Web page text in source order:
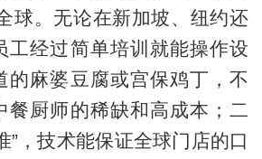
球。无论在新加坡、纽约还
工经过简单培训就能操作设
的麻婆豆腐或宫保鸡丁，不
餐厨师的稀缺和高成本；二
”，技术能保证全球门店的口